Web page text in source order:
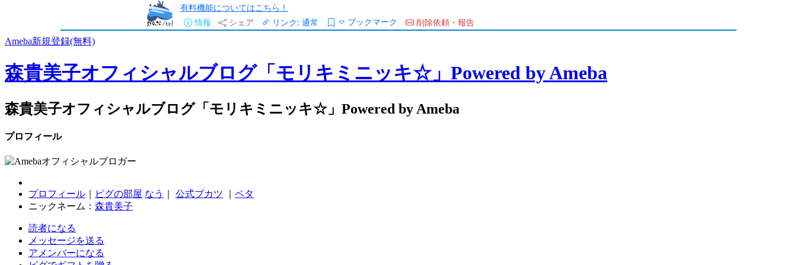
有料機能についてはこちら！
情報
シェア リンク: 通常 ブックマーク 削除依頼・報告